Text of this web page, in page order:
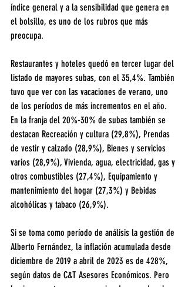
índice general y a la sensibilidad que genera en
el bolsillo, es uno de los rubros que más
preocupa.
Restaurantes y hoteles quedó en tercer lugar del
listado de mayores subas, con el 35,4%. También
tuvo que ver con las vacaciones de verano, uno
de los períodos de más incrementos en el año.
En la franja del 20%-30% de subas también se
destacan Recreación y cultura (29,8%), Prendas
de vestir y calzado (28,9%), Bienes y servicios
varios (28,9%), Vivienda, agua, electricidad, gas y
otros combustibles (27,4%), Equipamiento y
mantenimiento del hogar (27,3%) y Bebidas
alcohólicas y tabaco (26,9%).
Si se toma como período de análisis la gestión de
Alberto Fernández, la inflación acumulada desde
diciembre de 2019 a abril de 2023 es de 428%,
según datos de C&T Asesores Económicos. Pero